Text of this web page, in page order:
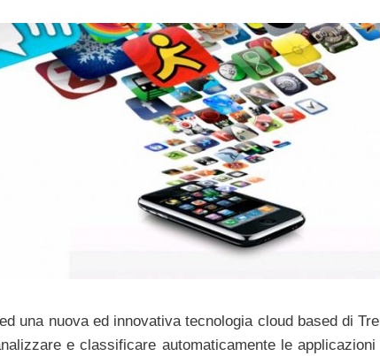
una nuova ed innovativa tecnologia cloud based di
e classificare automaticamente le